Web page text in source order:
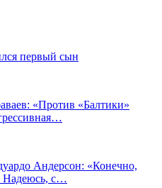
первый сын
«Против «Балтики»
Андерсон: «Конечно,
Надеюсь, с…